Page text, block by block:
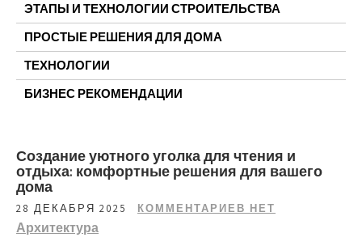
ЭТАПЫ И ТЕХНОЛОГИИ СТРОИТЕЛЬСТВА
ПРОСТЫЕ РЕШЕНИЯ ДЛЯ ДОМА
ТЕХНОЛОГИИ
БИЗНЕС РЕКОМЕНДАЦИИ
Создание уютного уголка для чтения и
отдыха: комфортные решения для вашего
дома
28 ДЕКАБРЯ 2025 КОММЕНТАРИЕВ НЕТ
Архитектура